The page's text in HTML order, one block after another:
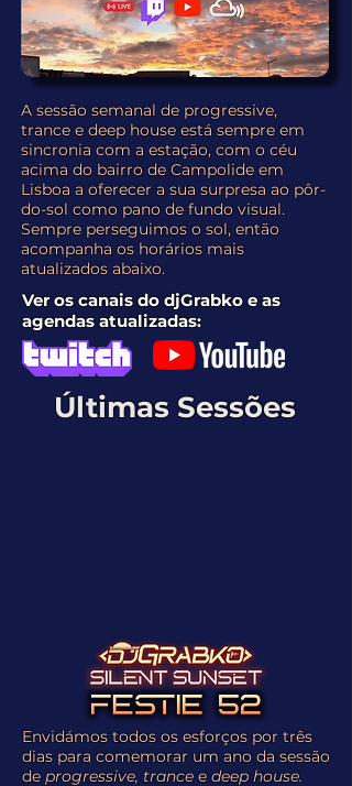
A sessão semanal de progressive,
trance e deep house está sempre em
sincronia com a estação, com o céu
acima do bairro de Campolide em
Lisboa a oferecer a sua surpresa ao pôr-
do-sol como pano de fundo visual.
Sempre perseguimos o sol, então
acompanha os horários mais
atualizados abaixo.
Ver os canais do djGrabko e as
agendas atualizadas:
Últimas Sessões
Envidámos todos os esforços por três
dias para comemorar um ano da sessão
deprogressive, tranceedeep house.